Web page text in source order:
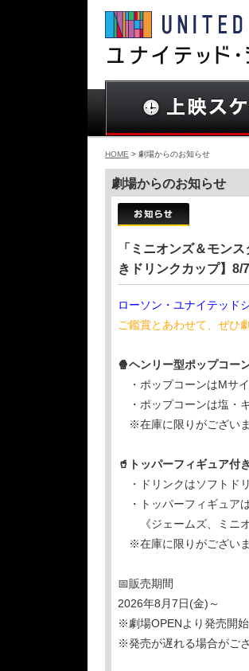
HOME > 劇場からのお知らせ
劇場からのお知らせ
「ミニオンズ＆モン
きドリンクカップ】8/
ローソン・ユナイテッド
ご鑑賞とあわせて、ぜひ
🍿ヘンリー型ポップコー
・ポップコーンはMサイ
・ポップコーンは塩・
※在庫に限りがございま
🥤トッパーフィギュア付
・ドリンクはソフトド
・トッパーフィギュア
《ジェームズ、ミニオ
※在庫に限りがございま
📅販売期間
2026年8月7日(金)～
※劇場OPENより発売開始
※発売が遅れる場合がござ